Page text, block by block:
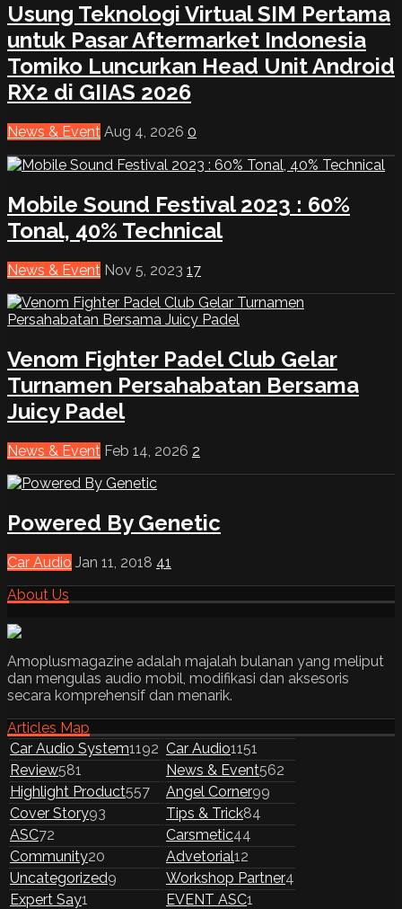
Usung Teknologi Virtual SIM Pertama
untuk Pasar Aftermarket Indonesia
Tomiko Luncurkan Head Unit Android
RX2 di GIIAS 2026
News & Event Aug 4, 2026 0
Mobile Sound Festival 2023 : 60%
Tonal, 40% Technical
News & Event Nov 5, 2023 17
Venom Fighter Padel Club Gelar
Turnamen Persahabatan Bersama
Juicy Padel
News & Event Feb 14, 2026 2
Powered By Genetic
Car Audio Jan 11, 2018 41
About Us
Amoplusmagazine adalah majalah bulanan yang meliput
dan mengulas audio mobil, modifikasi dan aksesoris
secara komprehensif dan menarik.
Articles Map
Car Audio System1192 Car Audio1151
Review581 News & Event562
Highlight Product557 Angel Corner99
Cover Story93 Tips & Trick84
ASC72 Carsmetic44
Community20 Advetorial12
Uncategorized9 Workshop Partner4
Expert Say1 EVENT ASC1